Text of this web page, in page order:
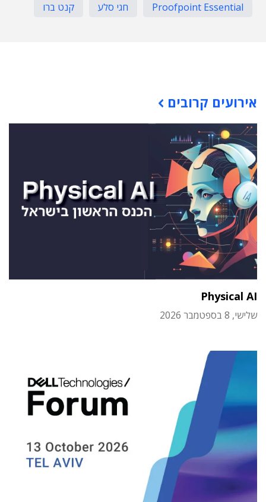
Proofpoint Essential
חגי סלע קנט ברו
אירועים קרובים
Physical AI
שלישי, 8 בספטמבר 2026